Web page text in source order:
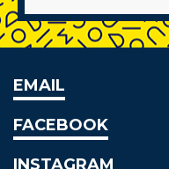
EMAIL
FACEBOOK
INSTAGRAM